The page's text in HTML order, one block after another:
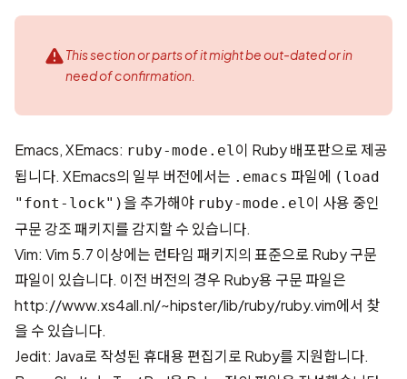
This section or parts of it might be out-dated or in
need of confirmation.
Emacs,XEmacs: ruby-mode.el이 Ruby 배포판으로 제공
됩니다. XEmacs의 일부 버전에서는 .emacs 파일에 (load
"font-lock") 을 추가해야 ruby-mode.el이 사용 중인
구문 강조 패키지를 감지할 수 있습니다.
Vim: Vim 5.7 이상에는 런타임 패키지의 표준으로 Ruby 구문
파일이 있습니다. 이전 버전의 경우 Ruby용 구문 파일은
http://www.xs4all.nl/~hipster/lib/ruby/ruby.vim에서 찾
을 수 있습니다.
Jedit: Java로 작성된 휴대용 편집기로 Ruby를 지원합니다.